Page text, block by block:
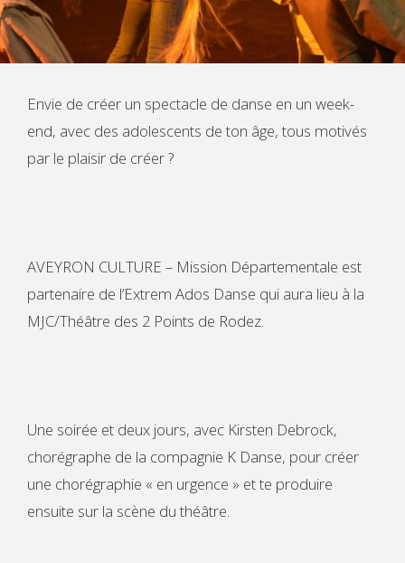
Envie de créer un spectacle de danse en un week-
end, avec des adolescents de ton âge, tous motivés
par le plaisir de créer ?
AVEYRON CULTURE – Mission Départementale est
partenaire de l’Extrem Ados Danse qui aura lieu à la
MJC/Théâtre des 2 Points de Rodez.
Une soirée et deux jours, avec Kirsten Debrock,
chorégraphe de la compagnie K Danse, pour créer
une chorégraphie « en urgence » et te produire
ensuite sur la scène du théâtre.